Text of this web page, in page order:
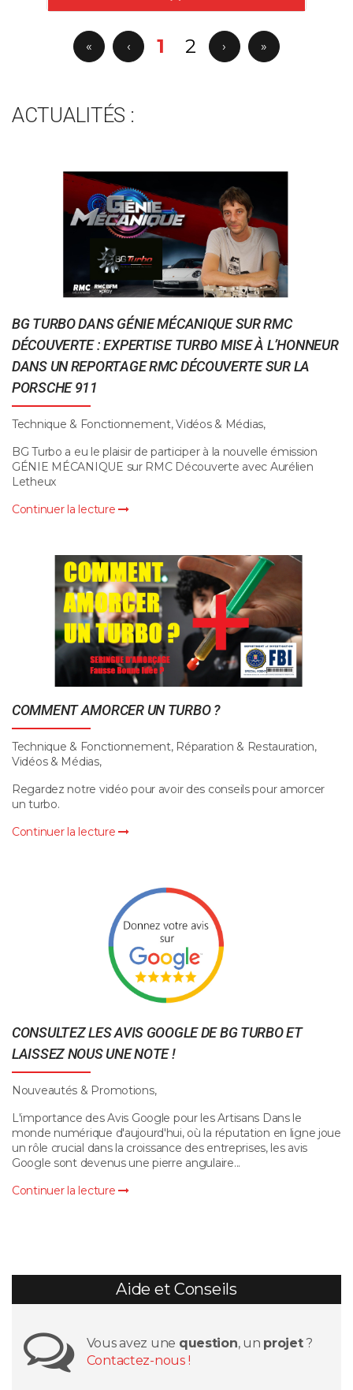
« ‹ 1 2 › »
ACTUALITÉS :
BG TURBO DANS GÉNIE MÉCANIQUE SUR RMC
DÉCOUVERTE : EXPERTISE TURBO MISE À L’HONNEUR
DANS UN REPORTAGE RMC DÉCOUVERTE SUR LA
PORSCHE 911
Technique & Fonctionnement, Vidéos & Médias,
BG Turbo a eu le plaisir de participer à la nouvelle émission
GÉNIE MÉCANIQUE sur RMC Découverte avec Aurélien
Letheux
Continuer la lecture
COMMENT AMORCER UN TURBO ?
Technique & Fonctionnement, Réparation & Restauration,
Vidéos & Médias,
Regardez notre vidéo pour avoir des conseils pour amorcer
un turbo.
Continuer la lecture
CONSULTEZ LES AVIS GOOGLE DE BG TURBO ET
LAISSEZ NOUS UNE NOTE !
Nouveautés & Promotions,
L'importance des Avis Google pour les Artisans Dans le
monde numérique d'aujourd'hui, où la réputation en ligne joue
un rôle crucial dans la croissance des entreprises, les avis
Google sont devenus une pierre angulaire...
Continuer la lecture
Aide et Conseils
Vous avez une question, un projet?
Contactez-nous !